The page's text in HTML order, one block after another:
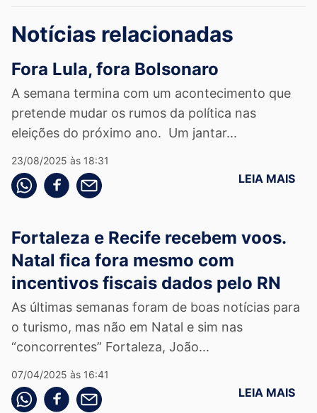
Notícias relacionadas
Fora Lula, fora Bolsonaro
A semana termina com um acontecimento que
pretende mudar os rumos da política nas
eleições do próximo ano. Um jantar...
23/08/2025 às 18:31
Compartilhe pelo whatsapp
Compartilhar no facebook
Compartilhe pelo email LEIA MAIS
Fortaleza e Recife recebem voos.
Natal fica fora mesmo com
incentivos fiscais dados pelo RN
As últimas semanas foram de boas notícias para
o turismo, mas não em Natal e sim nas
“concorrentes” Fortaleza, João...
07/04/2025 às 16:41
Compartilhe pelo whatsapp
Compartilhar no facebook
Compartilhe pelo email LEIA MAIS